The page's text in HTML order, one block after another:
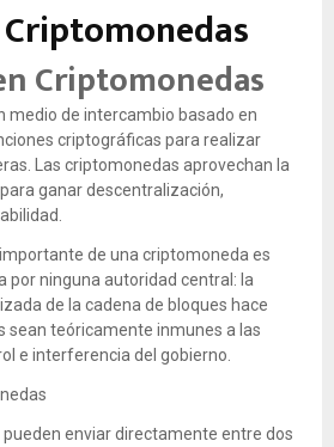
Criptomonedas
medio de intercambio basado en
criptográficas para realizar
Las criptomonedas aprovechan la
ganar descentralización,
de una criptomoneda es
por ninguna autoridad central: la
de la cadena de bloques hace
sean teóricamente inmunes a las
e interferencia del gobierno.
pueden enviar directamente entre dos